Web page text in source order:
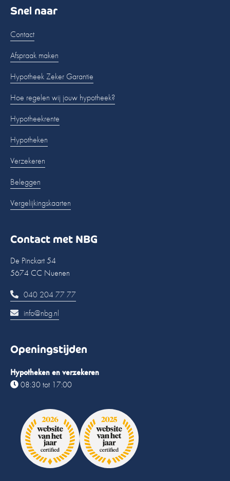
Snel naar
Contact
Afspraak maken
Hypotheek Zeker Garantie
Hoe regelen wij jouw hypotheek?
Hypotheekrente
Hypotheken
Verzekeren
Beleggen
Vergelijkingskaarten
Contact met NBG
De Pinckart 54
5674 CC Nuenen
040 204 77 77
info@nbg.nl
Openingstijden
Hypotheken en verzekeren
08:30 tot 17:00